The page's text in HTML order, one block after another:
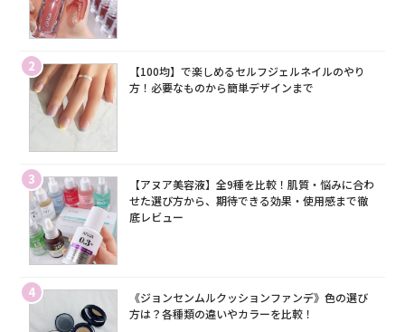
2
【100均】で楽しめるセルフジェルネイルのやり
方！必要なものから簡単デザインまで
3
【アヌア美容液】全9種を比較！肌質・悩みに合わ
せた選び方から、期待できる効果・使用感まで徹
底レビュー
4
《ジョンセンムルクッションファンデ》色の選び
方は？各種類の違いやカラーを比較！